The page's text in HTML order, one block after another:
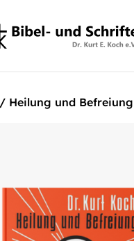
/ Heilung und Befreiung